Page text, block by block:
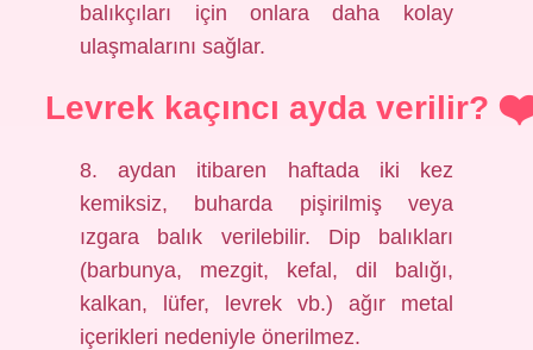
balıkçıları için onlara daha kolay
ulaşmalarını sağlar.
Levrek kaçıncı ayda verilir?
8. aydan itibaren haftada iki kez
kemiksiz, buharda pişirilmiş veya
ızgara balık verilebilir. Dip balıkları
(barbunya, mezgit, kefal, dil balığı,
kalkan, lüfer, levrek vb.) ağır metal
içerikleri nedeniyle önerilmez.